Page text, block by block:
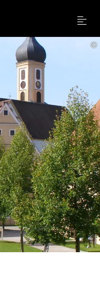
Menu
©